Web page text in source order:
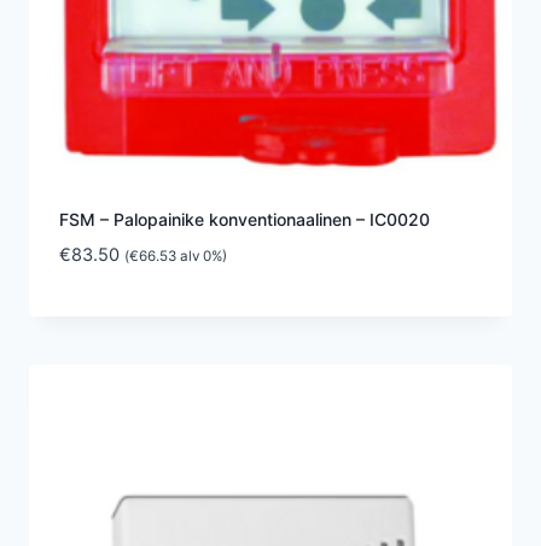
FSM – Palopainike konventionaalinen – IC0020
€83.50 (€66.53alv 0%)